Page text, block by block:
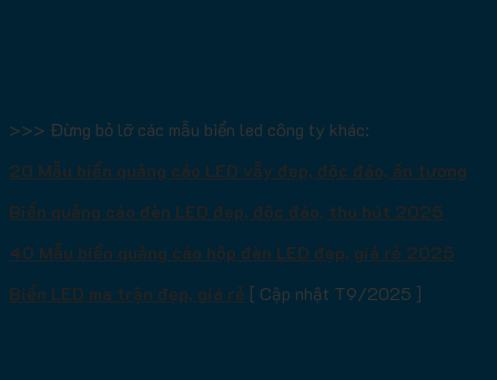
>>> Đừng bỏ lỡ các mẫu biển led công ty khác:
20 Mẫu biển quảng cáo LED vẫy đẹp, độc đáo, ấn tượng
Biển quảng cáo đèn LED đẹp, độc đáo, thu hút 2025
40 Mẫu biển quảng cáo hộp đèn LED đẹp, giá rẻ 2025
Biển LED ma trận đẹp, giá rẻ [ Cập nhật T9/2025 ]